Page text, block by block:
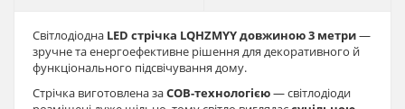
Світлодіодна LED стрічка LQHZMYY довжиною 3 метри—
зручне та енергоефективне рішення для декоративного й
функціонального підсвічування дому.
Стрічка виготовлена заCOB-технологією— світлодіоди